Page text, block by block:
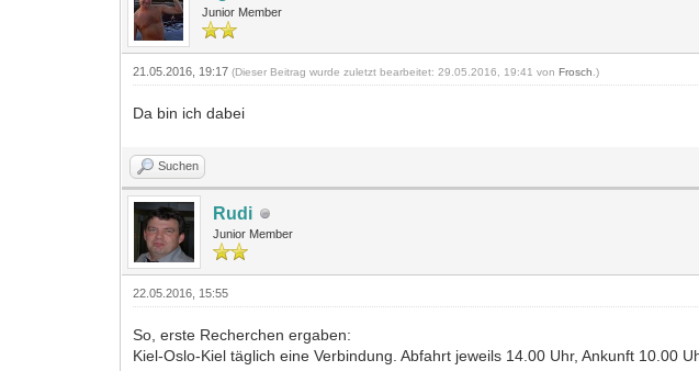
Junior Member
21.05.2016, 19:17(Dieser Beitrag wurde zuletzt bearbeitet: 29.05.2016, 19:41 vonFrosch .)
Da bin ich dabei
Suchen
Rudi
Junior Member
22.05.2016, 15:55
So, erste Recherchen ergaben:
Kiel-Oslo-Kiel täglich eine Verbindung. Abfahrt jeweils 14.00 Uhr, Ankunft 10.00